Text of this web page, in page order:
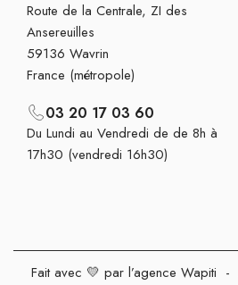
Route de la Centrale, ZI des
Ansereuilles
59136 Wavrin
France (métropole)
03 20 17 03 60
Du Lundi au Vendredi de de 8h à
17h30 (vendredi 16h30)
Fait avec 💛 par l’agence Wapiti -